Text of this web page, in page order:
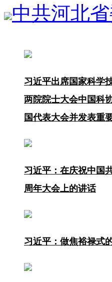
中共河北
习近平出席国家科学
两院院士大会中国科
国代表大会并发表重
习近平：在庆祝中国
周年大会上的讲话
习近平：做焦裕禄式